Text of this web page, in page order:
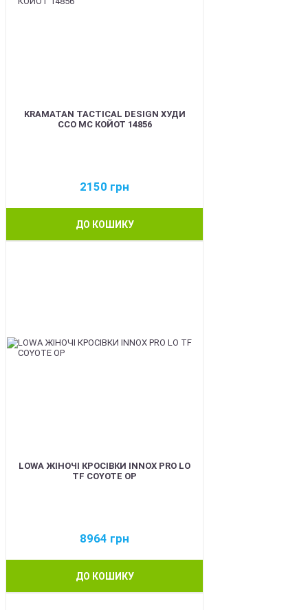
KRAMATAN TACTICAL DESIGN ХУДИ
ССО МС КОЙОТ 14856
2150 грн
ДО КОШИКУ
LOWA ЖІНОЧІ КРОСІВКИ INNOX PRO LO
TF COYOTE OP
8964 грн
ДО КОШИКУ